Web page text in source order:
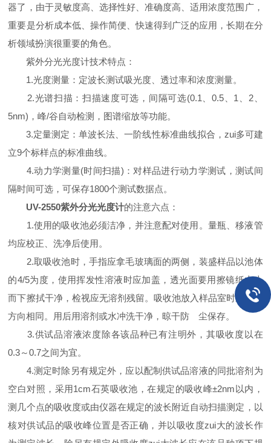
器了，由于灵敏度高、选择性好、准确度高、适用浓度范围广，
重要是分析成本低、操作简便、快速得到广泛的应用，长期在分
析领域扮演很重要的角色。
紫外分光光度计技术特点：
1.光度测量：定波长测试吸光度、透过率和浓度测量。
2.光谱扫描：扫描速度可选，间隔可选(0.1、0.5、1、2、
5nm)，峰/谷自动检测，图谱缩放等功能。
3.定量测定：单波长法、一阶线性标准曲线拟合，zui多可建
立9个标样点的标准曲线。
4.动力学测量(时间扫描)：对样品进行动力学测试，测试间
隔时间可选，可保存1800个测试数据点。
UV-2550紫外分光光度计的注意六点：
1.使用的吸收池必须洁净，并注意配对使用。量瓶、移液管
均应校正、洗净后使用。
2.取吸收池时，手指应拿毛玻璃面的两侧，装盛样品以池体
的4/5为度，使用挥发性溶液时应加盖，透光面要用擦镜纸由上
而下擦拭干净，检视应无溶剂残留。吸收池放入样品室时应注意
方向相同。用后用溶剂或水冲洗干净，晾干防 尘保存。
3.供试品溶液浓度除各该品种已有注明外，其吸收度以在
0.3～0.7之间为宜。
4.测定时除另有规定外，应以配制供试品溶液的同批溶剂为
空白对照，采用1cm石英吸收池，在规定的吸收峰±2nm以内，
测几个点的吸收度或由仪器在规定的波长附近自动扫描测定，以
核对供试品的吸收峰位置是否正确，并以吸收度zui大的波长作